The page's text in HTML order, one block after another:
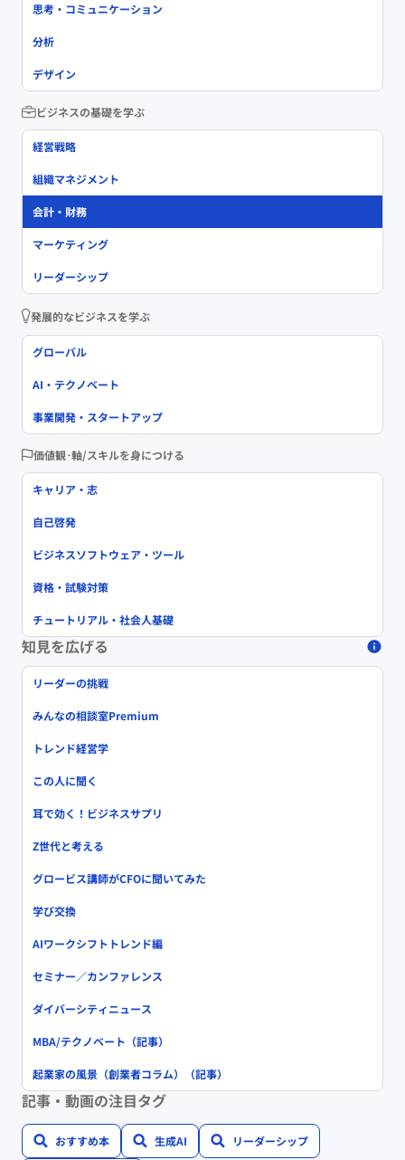
思考・コミュニケーション
分析
デザイン
ビジネスの基礎を学ぶ
経営戦略
組織マネジメント
会計・財務
マーケティング
リーダーシップ
発展的なビジネスを学ぶ
グローバル
AI・テクノベート
事業開発・スタートアップ
価値観･軸/スキルを身につける
キャリア・志
自己啓発
ビジネスソフトウェア・ツール
資格・試験対策
チュートリアル・社会人基礎
知見を広げる
リーダーの挑戦
みんなの相談室Premium
トレンド経営学
この人に聞く
耳で効く！ビジネスサプリ
Z世代と考える
グロービス講師がCFOに聞いてみた
学び交換
AIワークシフトトレンド編
セミナー／カンファレンス
ダイバーシティニュース
MBA/テクノベート（記事）
起業家の風景（創業者コラム）（記事）
記事・動画の注目タグ
おすすめ本 生成AI リーダーシップ